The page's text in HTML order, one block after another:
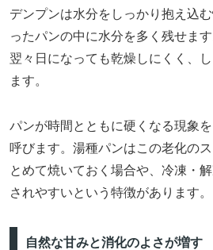
デンプンは水分をしっかり抱え込
ったパンの中に水分を多く残せま
翌々日になっても乾燥しにくく、
ます。
パンが時間とともに硬くなる現象
呼びます。湯種パンはこの老化の
とめて焼いておく場合や、冷凍・
されやすいという特徴があります。
自然な甘みと消化のよさが増す